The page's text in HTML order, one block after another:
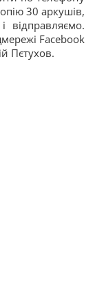
30 аркушів,
відправляємо.
Facebook
Пєтухов.